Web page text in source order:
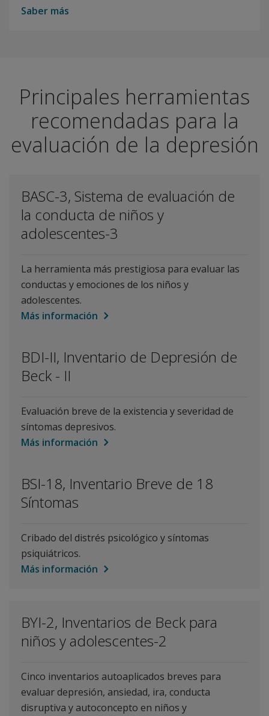
Saber más
Principales herramientas
recomendadas para la
evaluación de la depresión
BASC-3, Sistema de evaluación de
la conducta de niños y
adolescentes-3
La herramienta más prestigiosa para evaluar las
conductas y emociones de los niños y
adolescentes.
Más información
BDI-II, Inventario de Depresión de
Beck - II
Evaluación breve de la existencia y severidad de
síntomas depresivos.
Más información
BSI-18, Inventario Breve de 18
Síntomas
Cribado del distrés psicológico y síntomas
psiquiátricos.
Más información
BYI-2, Inventarios de Beck para
niños y adolescentes-2
Cinco inventarios autoaplicados breves para
evaluar depresión, ansiedad, ira, conducta
disruptiva y autoconcepto en niños y